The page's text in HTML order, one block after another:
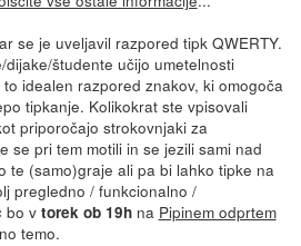
se je uveljavil razpored tipk QWERTY.
študente učijo umetelnosti
idealen razpored znakov, ki omogoča
tipkanje. Kolikokrat ste vpisovali
priporočajo strokovnjaki za
se pri tem motili in se jezili sami nad
te (samo)graje ali pa bi lahko tipke na
pregledno / funkcionalno /
bo v torek ob 19hna Pipinem odprtem
temo.